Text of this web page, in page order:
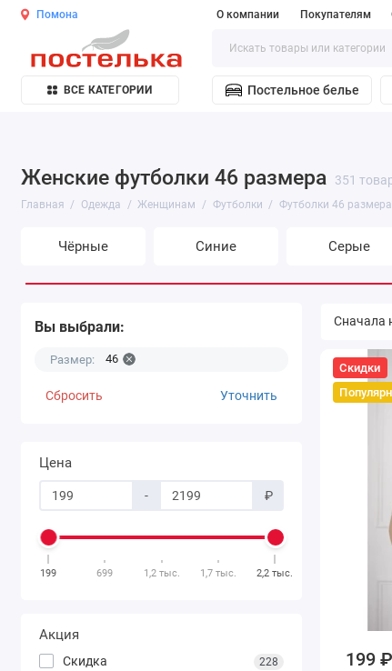
Помона О компании Покупателям
ВСЕ КАТЕГОРИИ Постельное белье
Женские футболки 46 размера 351
Главная Одежда Женщинам Футболки Футболки 46 размера
Чёрные Синие Серые
Вы выбрали:
Размер: 46
Сбросить Уточнить
Цена
- ₽
199 699 1,2 тыс. 1,7 тыс. 2,2 тыс.
Акция
Скидка 228
Скидки
199 ₽